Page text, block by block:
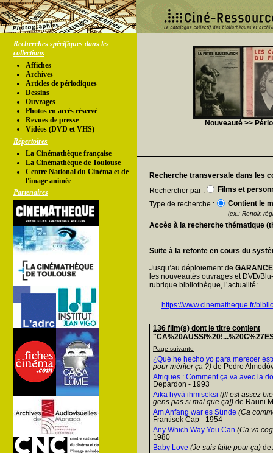
Recherches spécifiques dans les
collections
Affiches
Archives
Articles de périodiques
Dessins
Ouvrages
Photos en accés réservé
Revues de presse
Vidéos (DVD et VHS)
Répertoires
La Cinémathèque française
La Cinémathèque de Toulouse
Centre National du Cinéma et de
l'image animée
Partenaires
Nouveauté >>
Recherche transversale dans les
Rechercher par :
Films et
Type de recherche :
Contient le
(ex.: Renoir,
Accès à la recherche thématique
Suite à la refonte en cours du
Jusqu’au déploiement de
les nouveautés ouvrages et DVD/
rubrique bibliothèque, l’actualité:
https://www.cinematheque.fr/
136 film(s) dont le titre contient
Page suivante
¿Qué he hecho yo para merecer
pour mériter ça ?) de Pedro
Afriques : Comment ça va avec la
Depardon - 1993
Aika hyvä ihmiseksi ([Il est assez
gens pas si mal que ça]) de Rauni
Am Anfang war es Sünde (Ca
Frantisek Cap - 1954
Any Which Way You Can (Ca va
1980
Baby Love (Je suis faite pour ça) de